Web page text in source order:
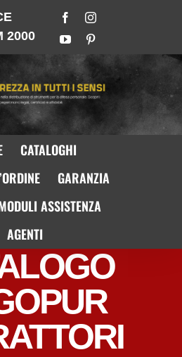
2000
CATALOGHI
GARANZIA
ASSISTENZA
AGENTI